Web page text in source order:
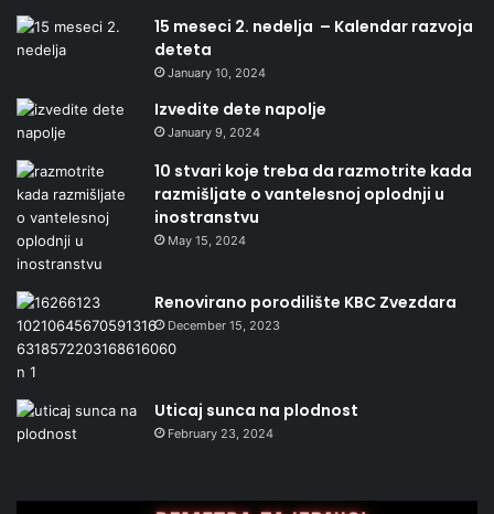
15 meseci 2. nedelja – Kalendar razvoja
deteta
January 10, 2024
Izvedite dete napolje
January 9, 2024
10 stvari koje treba da razmotrite kada
razmišljate o vantelesnoj oplodnji u
inostranstvu
May 15, 2024
Renovirano porodilište KBC Zvezdara
December 15, 2023
Uticaj sunca na plodnost
February 23, 2024